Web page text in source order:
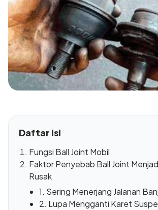
Daftar Isi
Fungsi Ball Joint Mobil
Faktor Penyebab Ball Joint
Rusak
1. Sering Menerjang Jalanan
2. Lupa Mengganti Karet